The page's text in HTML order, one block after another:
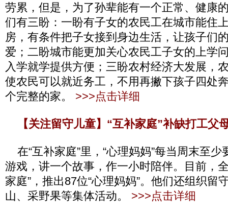
劳累，但是，为了孙辈能有一个正常、健康
们有三盼：一盼有子女的农民工在城市能住
房，有条件把子女接到身边生活，让孩子们
爱；二盼城市能更加关心农民工子女的上学
入学就学提供方便；三盼农村经济大发展，
使农民可以就近务工，不用再撇下孩子四处
个完整的家。 >>>点击详细
【关注留守儿童】“互补家庭”补缺打工父
在“互补家庭”里，“心理妈妈”每当周末至少
游戏，讲一个故事，作一小时陪伴。目前，
家庭”，推出87位“心理妈妈”。他们还组织留
山、采野果等集体活动。 >>>点击详细